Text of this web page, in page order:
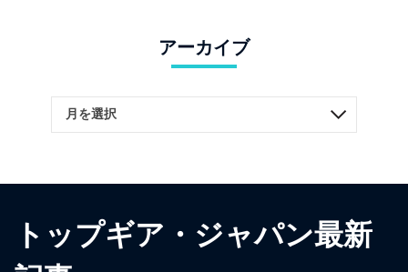
アーカイブ
トップギア・ジャパン最新